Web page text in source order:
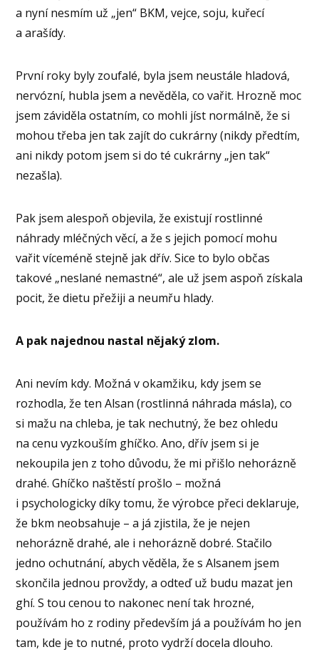
a nyní nesmím už „jen“ BKM, vejce, soju, kuřecí
a arašídy.
První roky byly zoufalé, byla jsem neustále hladová,
nervózní, hubla jsem a nevěděla, co vařit. Hrozně moc
jsem záviděla ostatním, co mohli jíst normálně, že si
mohou třeba jen tak zajít do cukrárny (nikdy předtím,
ani nikdy potom jsem si do té cukrárny „jen tak“
nezašla).
Pak jsem alespoň objevila, že existují rostlinné
náhrady mléčných věcí, a že s jejich pomocí mohu
vařit víceméně stejně jak dřív. Sice to bylo občas
takové „neslané nemastné“, ale už jsem aspoň získala
pocit, že dietu přežiji a neumřu hlady.
A pak najednou nastal nějaký zlom.
Ani nevím kdy. Možná v okamžiku, kdy jsem se
rozhodla, že ten Alsan (rostlinná náhrada másla), co
si mažu na chleba, je tak nechutný, že bez ohledu
na cenu vyzkouším ghíčko. Ano, dřív jsem si je
nekoupila jen z toho důvodu, že mi přišlo nehorázně
drahé. Ghíčko naštěstí prošlo – možná
i psychologicky díky tomu, že výrobce přeci deklaruje,
že bkm neobsahuje – a já zjistila, že je nejen
nehorázně drahé, ale i nehorázně dobré. Stačilo
jedno ochutnání, abych věděla, že s Alsanem jsem
skončila jednou provždy, a odteď už budu mazat jen
ghí. S tou cenou to nakonec není tak hrozné,
používám ho z rodiny především já a používám ho jen
tam, kde je to nutné, proto vydrží docela dlouho.